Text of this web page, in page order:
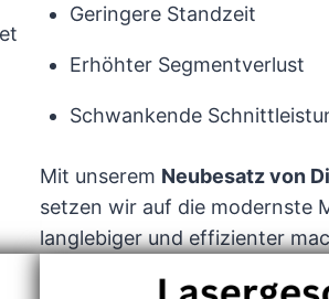
Geringere Standzeit
Erhöhter Segmentverlust
Schwankende
Mit unserem Neubesatz von
setzen wir auf die modernste
langlebiger und effizienter